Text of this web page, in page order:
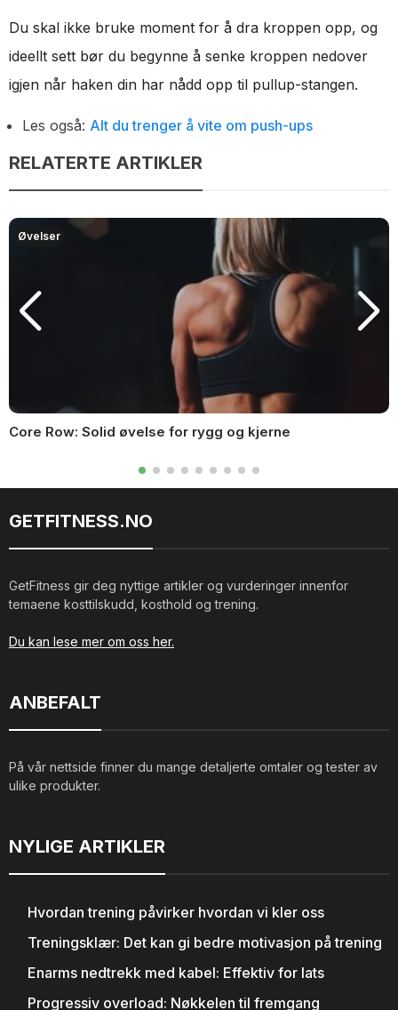
Du skal ikke bruke moment for å dra kroppen opp, og
ideellt sett bør du begynne å senke kroppen nedover
igjen når haken din har nådd opp til pullup-stangen.
Les også: Alt du trenger å vite om push-ups
RELATERTE ARTIKLER
Core Row: Solid øvelse for rygg og kjerne
Øvelser
GETFITNESS.NO
GetFitness gir deg nyttige artikler og vurderinger innenfor
temaene kosttilskudd, kosthold og trening.
Du kan lese mer om oss her.
ANBEFALT
På vår nettside finner du mange detaljerte omtaler og tester av
ulike produkter.
NYLIGE ARTIKLER
Hvordan trening påvirker hvordan vi kler oss
Treningsklær: Det kan gi bedre motivasjon på trening
Enarms nedtrekk med kabel: Effektiv for lats
Progressiv overload: Nøkkelen til fremgang